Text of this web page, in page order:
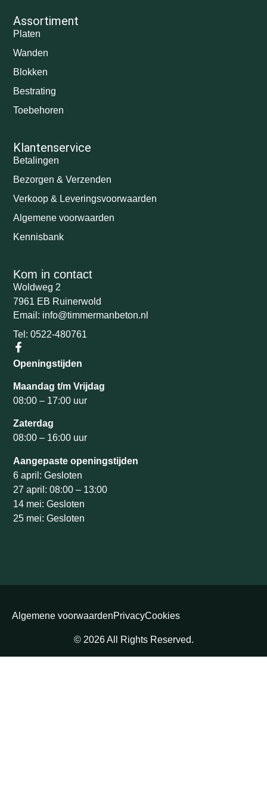
Assortiment
Platen
Wanden
Blokken
Bestrating
Toebehoren
Klantenservice
Betalingen
Bezorgen & Verzenden
Verkoop & Leveringsvoorwaarden
Algemene voorwaarden
Kennisbank
Kom in contact
Woldweg 2
7961 EB Ruinerwold
Email: info@timmermanbeton.nl
Tel: 0522-480761
Openingstijden
Maandag t/m Vrijdag
08:00 – 17:00 uur
Zaterdag
08:00 – 16:00 uur
Aangepaste openingstijden
6 april: Gesloten
27 april: 08:00 – 13:00
14 mei: Gesloten
25 mei: Gesloten
Algemene voorwaardenPrivacyCookies
© 2026 All Rights Reserved.